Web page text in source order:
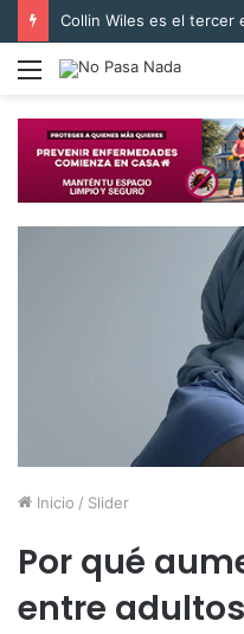
Collin Wiles es el tercer
Menú
Inicio / Slider
Por qué
entre